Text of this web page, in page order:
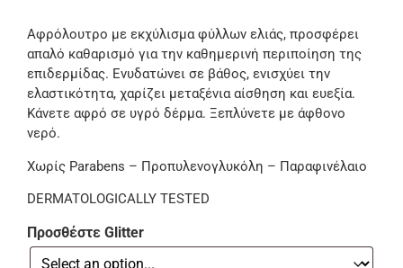
Αφρόλουτρο με εκχύλισμα φύλλων ελιάς, προσφέρει
απαλό καθαρισμό για την καθημερινή περιποίηση της
επιδερμίδας. Ενυδατώνει σε βάθος, ενισχύει την
ελαστικότητα, χαρίζει μεταξένια αίσθηση και ευεξία.
Kάνετε αφρό σε υγρό δέρμα. Ξεπλύνετε με άφθονο
νερό.
Χωρίς Parabens – Προπυλενογλυκόλη – Παραφινέλαιο
DERMATOLOGICALLY TESTED
Προσθέστε Glitter